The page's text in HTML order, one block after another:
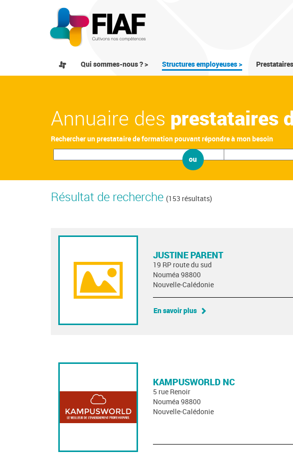
Qui sommes-nous ? > Structures employeuses >
Annuaire des prestataires
Rechercher un prestataire de formation pouvant répondre à mon besoin
ou
Résultat de recherche (153 résultats)
JUSTINE PARENT
19 RP route du sud
Nouméa 98800
Nouvelle-Calédonie
En savoir plus
KAMPUSWORLD NC
5 rue Renoir
Nouméa 98800
Nouvelle-Calédonie